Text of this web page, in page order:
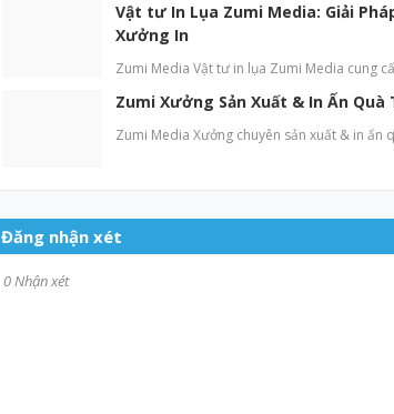
Vật tư In Lụa Zumi Media: Giải
Xưởng In
Zumi Media Vật tư in lụa Zumi Media cung
Zumi Xưởng Sản Xuất & In Ấn Quà
Zumi Media Xưởng chuyên sản xuất & in ấn
Đăng nhận xét
0 Nhận xét